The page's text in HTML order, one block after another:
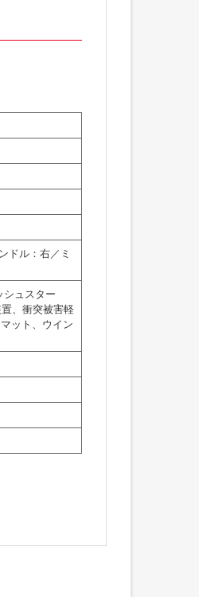
ドル：右／ミ
ュスター
、衝突被害軽
ット、ウイン